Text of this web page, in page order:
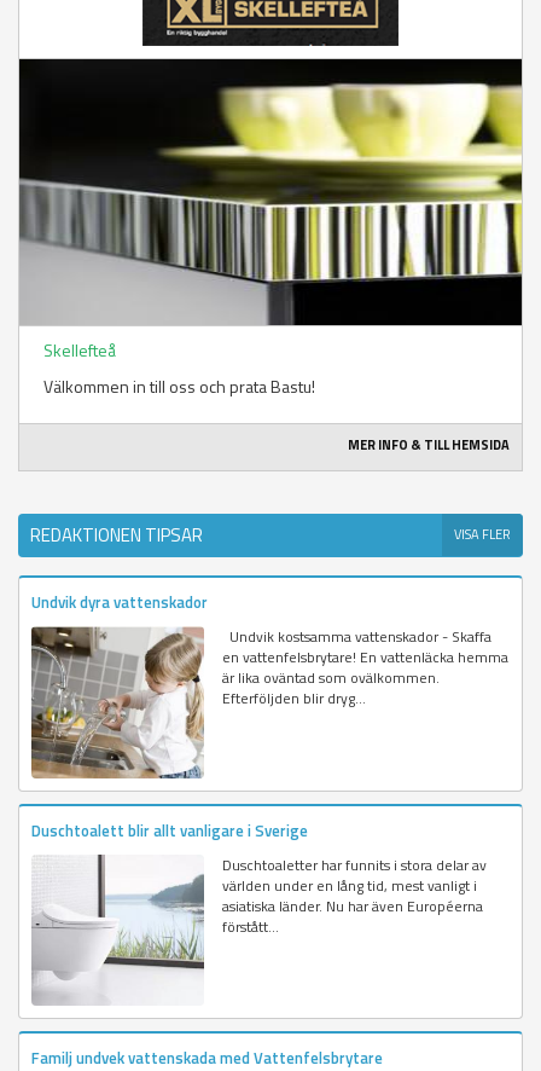
Skellefteå
Välkommen in till oss och prata Bastu!
MER INFO & TILL HEMSIDA
REDAKTIONEN TIPSAR VISA FLER
Undvik dyra vattenskador
Undvik kostsamma vattenskador - Skaffa
en vattenfelsbrytare! En vattenläcka hemma
är lika oväntad som ovälkommen.
Efterföljden blir dryg...
Duschtoalett blir allt vanligare i Sverige
Duschtoaletter har funnits i stora delar av
världen under en lång tid, mest vanligt i
asiatiska länder. Nu har även Européerna
förstått...
Familj undvek vattenskada med Vattenfelsbrytare